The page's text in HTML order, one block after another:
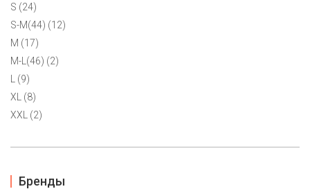
Толстовка на меху Tommy Hilfiger XXS, XS
9500 ₽
Яркое женственное худи на белоснежном меху "шерпа" от
Tommy Hilfiger. Cупер уютное и достаточно теплое. 60%хлопок.
на р.40-42.
S (24)
S-M(44) (12)
M (17)
M-L(46) (2)
L (9)
XL (8)
XXL (2)
Бренды